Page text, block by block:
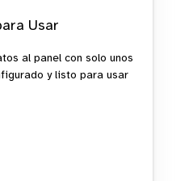
Usar
al panel con solo unos
y listo para usar